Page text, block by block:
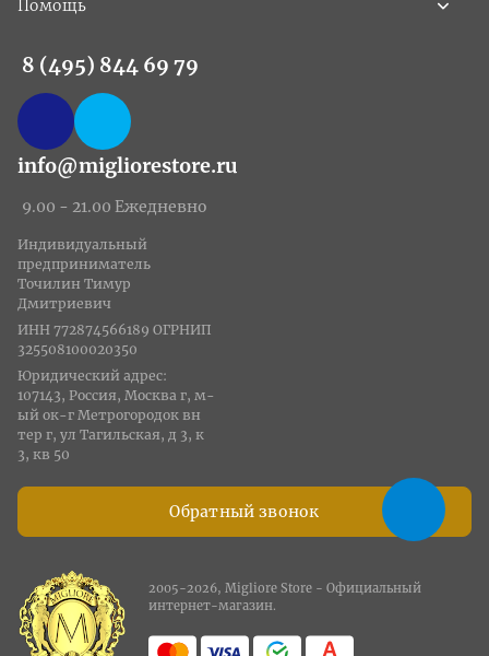
Помощь
8 (495) 844 69 79
info@migliorestore.ru
9.00 - 21.00 Ежедневно
Обратный звонок
Индивидуальный
предприниматель
Точилин Тимур
Дмитриевич
ИНН 772874566189 ОГРНИП
325508100020350
Юридический адрес:
107143, Россия, Москва г, м-
ый ок-г Метрогородок вн
тер г, ул Тагильская, д 3, к
3, кв 50
2005-2026, Migliore Store - Официальный
интернет-магазин.